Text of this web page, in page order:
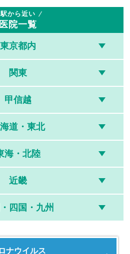
駅から近い
医院一覧
東京都内
関東
甲信越
道・東北
海・北陸
近畿
四国・九州
ナウイルス